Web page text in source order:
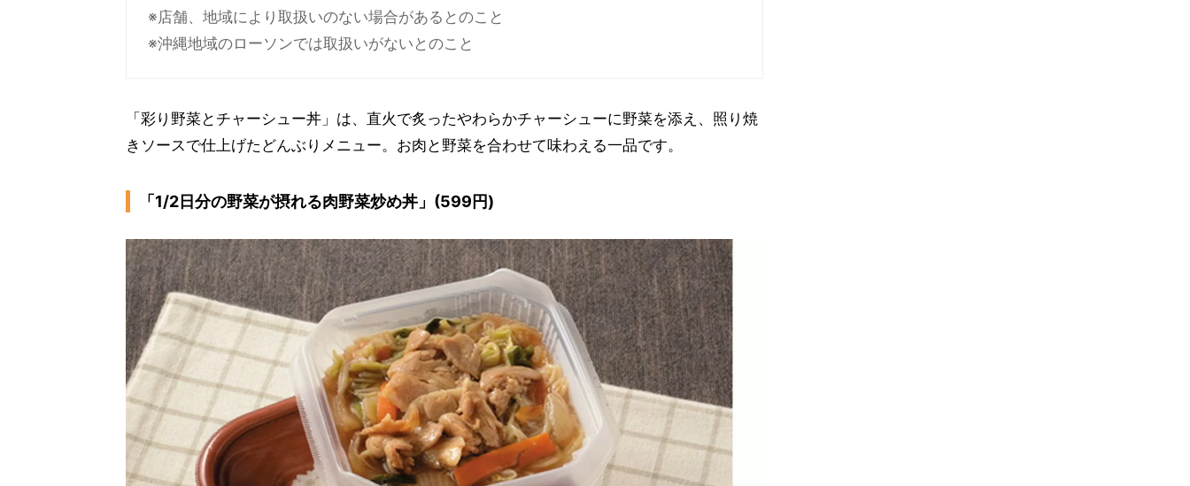
※店舗、地域により取扱いのない場合があるとのこと
※沖縄地域のローソンでは取扱いがないとのこと
「彩り野菜とチャーシュー丼」は、直火で炙ったやわらかチャーシューに野菜を添え、照り焼
きソースで仕上げたどんぶりメニュー。お肉と野菜を合わせて味わえる一品です。
「1/2日分の野菜が摂れる肉野菜炒め丼」(599円)